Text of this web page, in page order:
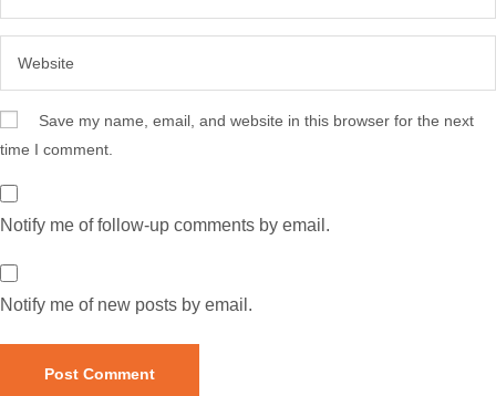
Save my name, email, and website in this browser for the next
time I comment.
Notify me of follow-up comments by email.
Notify me of new posts by email.